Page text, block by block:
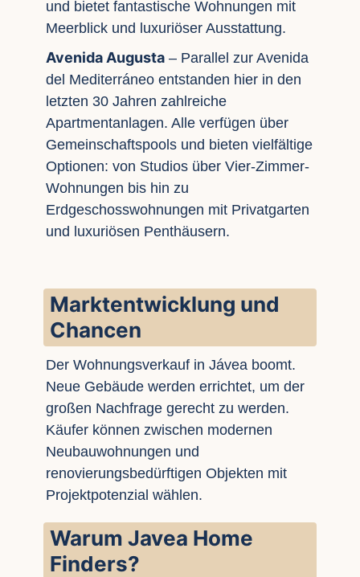
und bietet fantastische Wohnungen mit
Meerblick und luxuriöser Ausstattung.
Avenida Augusta – Parallel zur Avenida
del Mediterráneo entstanden hier in den
letzten 30 Jahren zahlreiche
Apartmentanlagen. Alle verfügen über
Gemeinschaftspools und bieten vielfältige
Optionen: von Studios über Vier-Zimmer-
Wohnungen bis hin zu
Erdgeschosswohnungen mit Privatgarten
und luxuriösen Penthäusern.
Marktentwicklung und
Chancen
Der Wohnungsverkauf in Jávea boomt.
Neue Gebäude werden errichtet, um der
großen Nachfrage gerecht zu werden.
Käufer können zwischen modernen
Neubauwohnungen und
renovierungsbedürftigen Objekten mit
Projektpotenzial wählen.
Warum Javea Home
Finders?